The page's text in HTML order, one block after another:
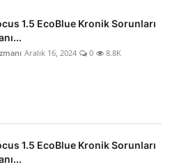
1.5 EcoBlue Kronik Sorunları
Aralık 16, 2024 0 8.8K
1.5 EcoBlue Kronik Sorunları